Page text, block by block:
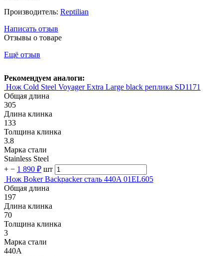
Производитель: Reptilian
Написать отзыв
Отзывы о товаре
Ещё отзыв
Рекомендуем аналоги:
Нож Cold Steel Voyager Extra Large black реплика SD1171
Общая длина
305
Длина клинка
133
Толщина клинка
3.8
Марка стали
Stainless Steel
+ − 1 890 ₽ шт
Нож Boker Backpacker сталь 440A 01EL605
Общая длина
197
Длина клинка
70
Толщина клинка
3
Марка стали
440A